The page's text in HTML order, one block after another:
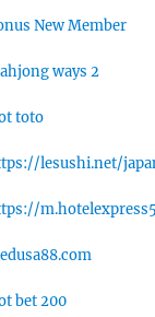
New Member
ways 2
toto
lesushi.net/
bet 200